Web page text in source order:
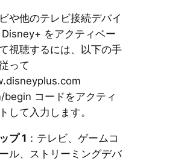
や他のテレビ接続デバイ
Disney+ をアクティベー
視聴するには、以下の手
って
begin コードをアクティ
して入力します。
プ 1 ：テレビ、ゲームコ
ル、ストリーミングデバ